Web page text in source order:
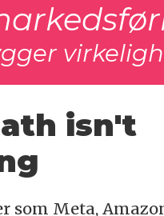
isn't
som Meta,